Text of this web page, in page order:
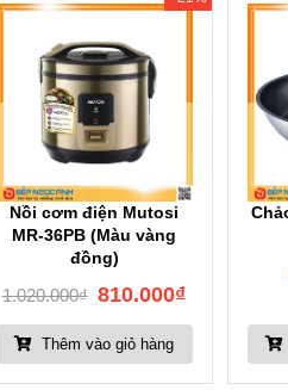
Nồi cơm điện Mutosi
MR-36PB (Màu vàng
đồng)
1.020.000₫ 810.000₫
Thêm vào giỏ hàng